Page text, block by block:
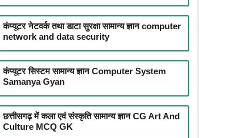
कंप्यूटर नेटवर्क तथा डाटा सुरक्षा सामान्य ज्ञान computer
network and data security
कंप्यूटर सिस्टम सामान्य ज्ञान Computer System
Samanya Gyan
छत्तीसगढ़ में कला एवं संस्कृति सामान्य ज्ञान CG Art And
Culture MCQ GK